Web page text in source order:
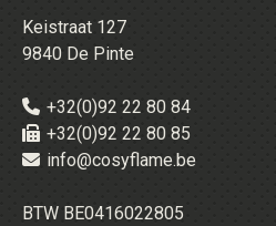
Keistraat 127
9840 De Pinte
+32(0)92 22 80 84
+32(0)92 22 80 85
info@cosyflame.be
BTW BE0416022805